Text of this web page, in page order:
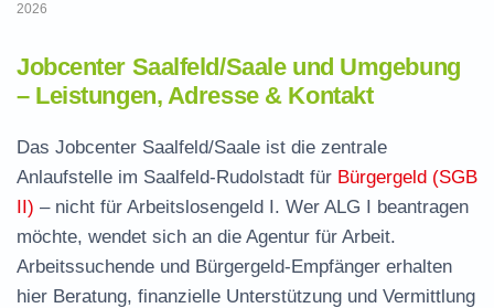
2026
Jobcenter Saalfeld/Saale und Umgebung
– Leistungen, Adresse & Kontakt
Das Jobcenter Saalfeld/Saale ist die zentrale
Anlaufstelle im Saalfeld-Rudolstadt für Bürgergeld (SGB
II) – nicht für Arbeitslosengeld I. Wer ALG I beantragen
möchte, wendet sich an die Agentur für Arbeit.
Arbeitssuchende und Bürgergeld-Empfänger erhalten
hier Beratung, finanzielle Unterstützung und Vermittlung